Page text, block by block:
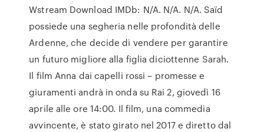
Wstream Download IMDb: N/A. N/A. N/A. Saïd
possiede una segheria nelle profondità delle
Ardenne, che decide di vendere per garantire
un futuro migliore alla figlia diciottenne Sarah.
Il film Anna dai capelli rossi – promesse e
giuramenti andrà in onda su Rai 2, giovedì 16
aprile alle ore 14:00. Il film, una commedia
avvincente, è stato girato nel 2017 e diretto dal